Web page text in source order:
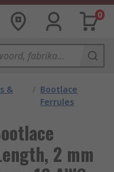
0
&
/ Bootlace
Ferrules
2 mm